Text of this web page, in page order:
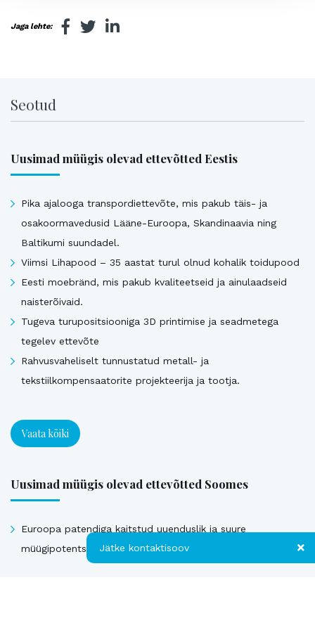
Jaga lehte:
Seotud
Uusimad müügis olevad ettevõtted Eestis
Pika ajalooga transpordiettevõte, mis pakub täis- ja
osakoormavedusid Lääne-Euroopa, Skandinaavia ning
Baltikumi suundadel.
Viimsi Lihapood – 35 aastat turul olnud kohalik toidupood
Eesti moebränd, mis pakub kvaliteetseid ja ainulaadseid
naisterõivaid.
Tugeva turupositsiooniga 3D printimise ja seadmetega
tegelev ettevõte
Rahvusvaheliselt tunnustatud metall- ja
tekstiilkompensaatorite projekteerija ja tootja.
Vaata kõiki
Uusimad müügis olevad ettevõtted Soomes
Euroopa patendiga kaitstud uuenduslik ja suure
müügipotentsiaaliga toode – Hübriid-vihmaveekaevud.
Jätke kontaktisoov